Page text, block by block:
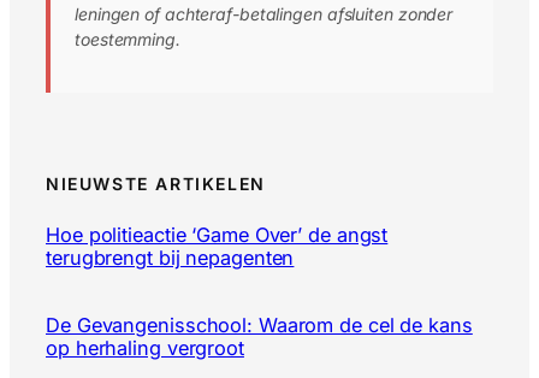
leningen of achteraf-betalingen afsluiten zonder
toestemming.
NIEUWSTE ARTIKELEN
Hoe politieactie ‘Game Over’ de angst
terugbrengt bij nepagenten
De Gevangenisschool: Waarom de cel de kans
op herhaling vergroot